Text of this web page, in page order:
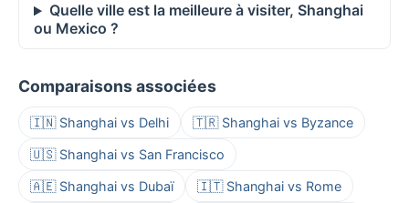
Quelle ville est la meilleure à visiter, Shanghai
ou Mexico ?
Comparaisons associées
🇮🇳 Shanghai vs Delhi 🇹🇷 Shanghai vs Byzance
🇺🇸 Shanghai vs San Francisco
🇦🇪 Shanghai vs Dubaï 🇮🇹 Shanghai vs Rome